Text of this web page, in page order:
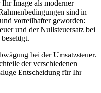
Image als moderner
sind in
vorteilhafter geworden:
und der Nullsteuersatz bei
bei der Umsatzsteuer.
der verschiedenen
Entscheidung für Ihr